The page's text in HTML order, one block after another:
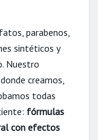
parabenos,
sintéticos y
Nuestro
creamos,
todas
fórmulas
con efectos